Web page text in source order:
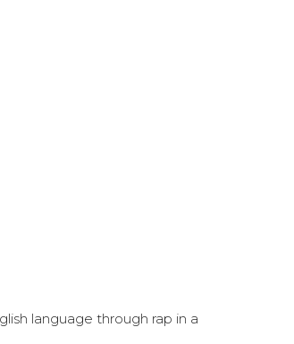
language through rap in a